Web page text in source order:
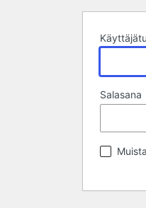
Salasana